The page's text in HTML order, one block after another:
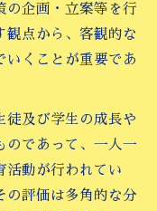
の企画・立案等を行
観点から、客観的な
いくことが重要であ
及び学生の成長や
のであって、一人一
活動が行われてい
の評価は多角的な分